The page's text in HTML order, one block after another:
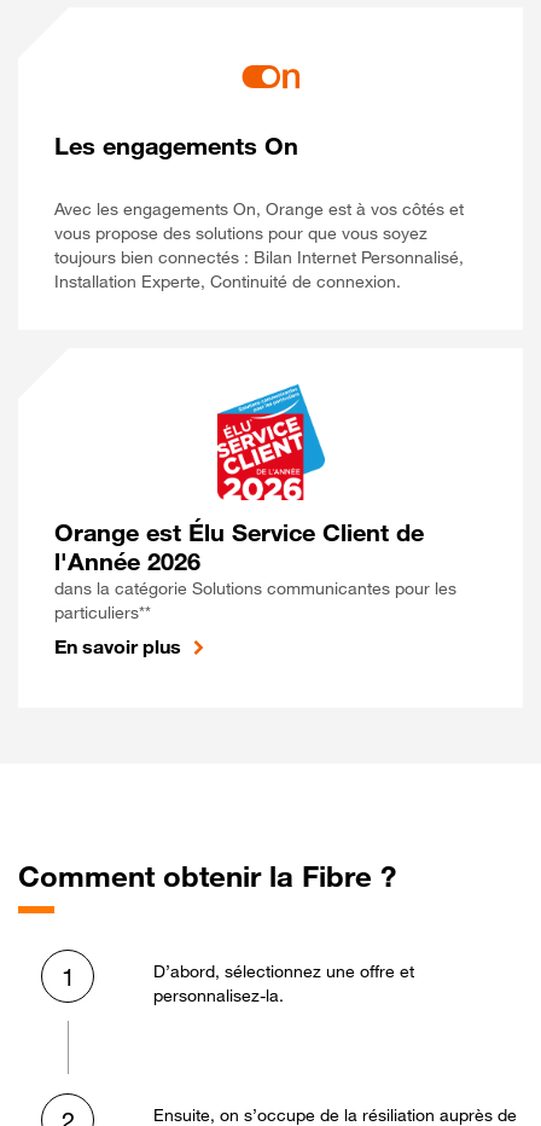
Les engagements On
Avec les engagements On, Orange est à vos côtés et
vous propose des solutions pour que vous soyez
toujours bien connectés : Bilan Internet Personnalisé,
Installation Experte, Continuité de connexion.
Orange est Élu Service Client de
l'Année 2026
dans la catégorie Solutions communicantes pour les
particuliers**
En savoir plus
Comment obtenir la Fibre ?
1
D’abord, sélectionnez une offre et
personnalisez-la.
Ensuite, on s’occupe de la résiliation auprès de